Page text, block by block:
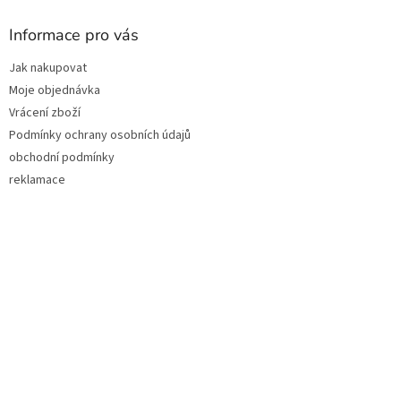
Informace pro vás
Jak nakupovat
Moje objednávka
Vrácení zboží
Podmínky ochrany osobních údajů
obchodní podmínky
reklamace